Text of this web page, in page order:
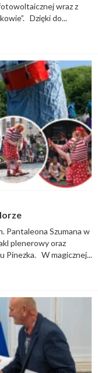
wraz z
Dzięki do...
Pantaleona Szumana w
plenerowy oraz
Pinezka. W magicznej...